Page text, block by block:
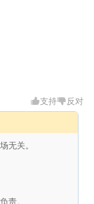
支持 反对
无关。
责。